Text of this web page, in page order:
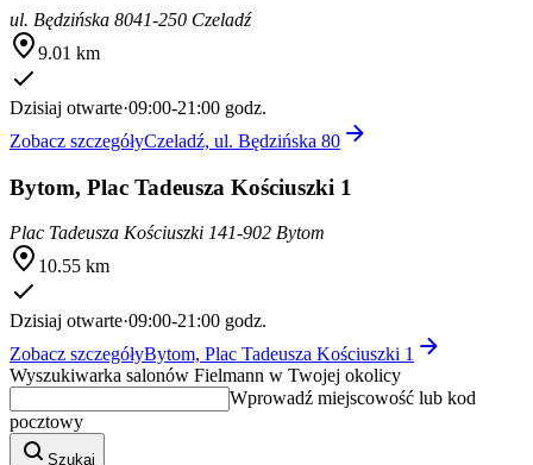
ul. Będzińska 8041-250 Czeladź
9.01 km
Dzisiaj otwarte·09:00-21:00 godz.
Zobacz szczegółyCzeladź, ul. Będzińska 80
Bytom, Plac Tadeusza Kościuszki 1
Plac Tadeusza Kościuszki 141-902 Bytom
10.55 km
Dzisiaj otwarte·09:00-21:00 godz.
Zobacz szczegółyBytom, Plac Tadeusza Kościuszki 1
Wyszukiwarka salonów Fielmann w Twojej okolicy
Wprowadź miejscowość lub kod
pocztowy
Szukaj